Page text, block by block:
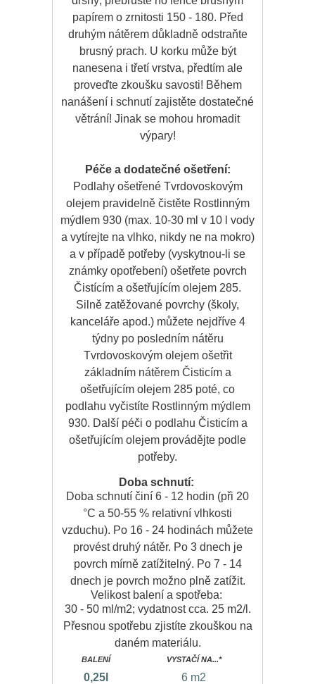
papírem o zrnitosti 150 - 180. Před
druhým nátěrem důkladně odstraňte
brusný prach. U korku může být
nanesena i třetí vrstva, předtím ale
proveďte zkoušku savosti! Během
nanášení i schnutí zajistěte dostatečné
větrání! Jinak se mohou hromadit
výpary!
Péče a dodatečné ošetření:
Podlahy ošetřené Tvrdovoskovým
olejem pravidelně čistěte Rostlinným
mýdlem 930 (max. 10-30 ml v 10 l vody
a vytírejte na vlhko, nikdy ne na mokro)
a v případě potřeby (vyskytnou-li se
známky opotřebení) ošetřete povrch
Čistícím a ošetřujícím olejem 285.
Silně zatěžované povrchy (školy,
kanceláře apod.) můžete nejdříve 4
týdny po posledním nátěru
Tvrdovoskovým olejem ošetřit
základním nátěrem Čisticím a
ošetřujícím olejem 285 poté, co
podlahu vyčistíte Rostlinným mýdlem
930. Další péči o podlahu Čisticím a
ošetřujícím olejem provádějte podle
potřeby.
Doba schnutí:
Doba schnutí činí 6 - 12 hodin (při 20
°C a 50-55 % relativní vlhkosti
vzduchu). Po 16 - 24 hodinách můžete
provést druhý nátěr. Po 3 dnech je
povrch mírně zatížitelný. Po 7 - 14
dnech je povrch možno plně zatížit.
Velikost balení a spotřeba:
30 - 50 ml/m2; vydatnost cca. 25 m2/l.
Přesnou spotřebu zjistíte zkouškou na
daném materiálu.
BALENÍ VYSTAČÍ NA...*
0,25l 6 m2